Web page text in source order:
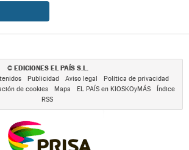
© EDICIONES EL PAÍS S.L.
Publicidad Aviso legal
Política de privacidad
de cookies Mapa EL PAÍS en KIOSKOyMÁS
Índice
RSS